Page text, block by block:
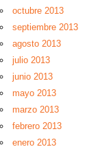
octubre 2013
septiembre 2013
agosto 2013
julio 2013
junio 2013
mayo 2013
marzo 2013
febrero 2013
enero 2013